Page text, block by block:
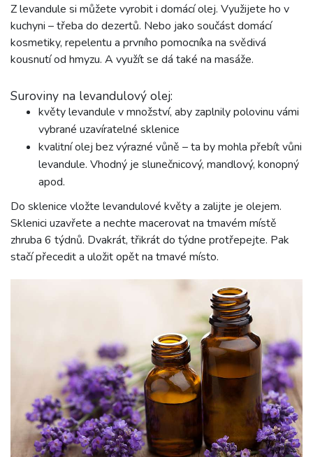
Z levandule si můžete vyrobit i domácí olej. Využijete ho v
kuchyni – třeba do dezertů. Nebo jako součást domácí
kosmetiky, repelentu a prvního pomocníka na svědivá
kousnutí od hmyzu. A využít se dá také na masáže.
Suroviny na levandulový olej:
květy levandule v množství, aby zaplnily polovinu vámi
vybrané uzavíratelné sklenice
kvalitní olej bez výrazné vůně – ta by mohla přebít vůni
levandule. Vhodný je slunečnicový, mandlový, konopný
apod.
Do sklenice vložte levandulové květy a zalijte je olejem.
Sklenici uzavřete a nechte macerovat na tmavém místě
zhruba 6 týdnů. Dvakrát, třikrát do týdne protřepejte. Pak
stačí přecedit a uložit opět na tmavé místo.